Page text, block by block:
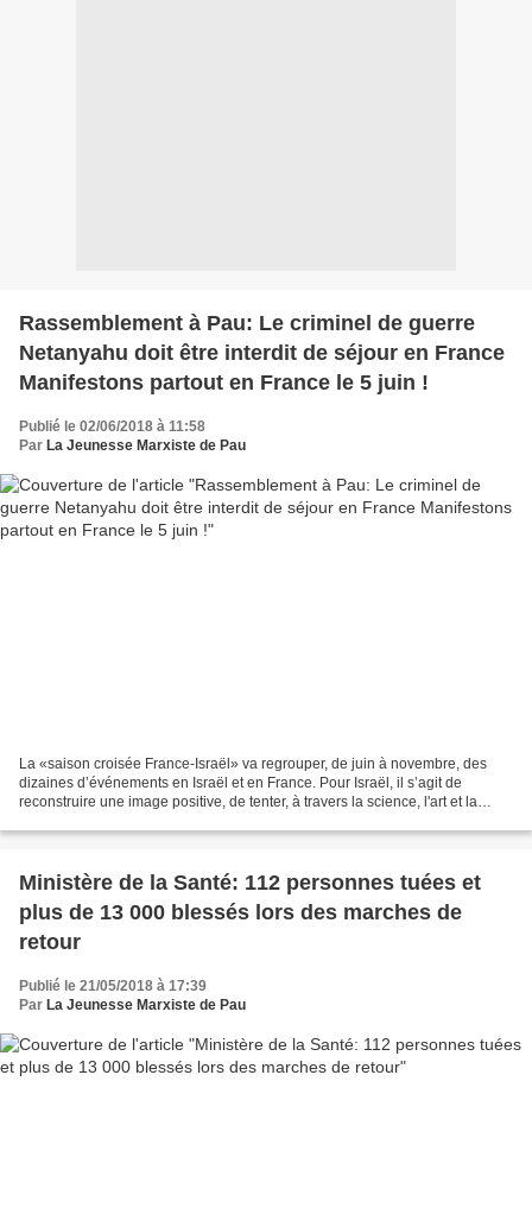
Rassemblement à Pau: Le criminel de guerre
Netanyahu doit être interdit de séjour en France
Manifestons partout en France le 5 juin !
Publié le 02/06/2018 à 11:58
Par La Jeunesse Marxiste de Pau
La «saison croisée France-Israël» va regrouper, de juin à novembre, des
dizaines d’événements en Israël et en France. Pour Israël, il s’agit de
reconstruire une image positive, de tenter, à travers la science, l'art et la
Ministère de la Santé: 112 personnes tuées et
plus de 13 000 blessés lors des marches de
retour
Publié le 21/05/2018 à 17:39
Par La Jeunesse Marxiste de Pau